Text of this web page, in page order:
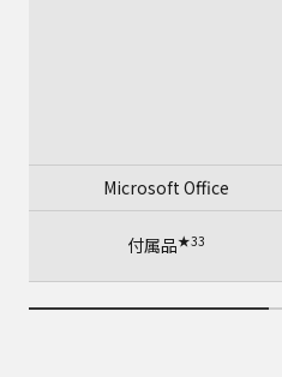
Microsoft Office
付属品★33